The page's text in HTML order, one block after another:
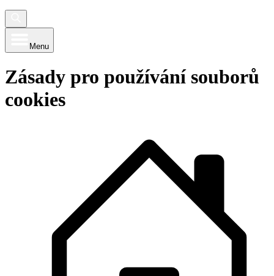
Menu
Zásady pro používání souborů
cookies